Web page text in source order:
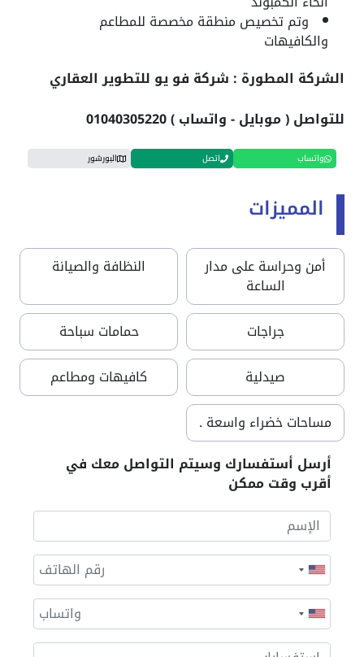
وتم تخصيص منطقة مخصصة للمطاعم
والكافيهات
الشركة المطورة : شركة فو يو للتطوير العقاري
للتواصل ( موبايل - واتساب ) 01040305220
واتساب اتصل البورشور
المميزات
أمن وحراسة على مدار
الساعة
النظافة والصيانة
جراجات
حمامات سباحة
صيدلية
كافيهات ومطاعم
مساحات خضراء واسعة .
أرسل أستفسارك وسيتم التواصل معك في
أقرب وقت ممكن